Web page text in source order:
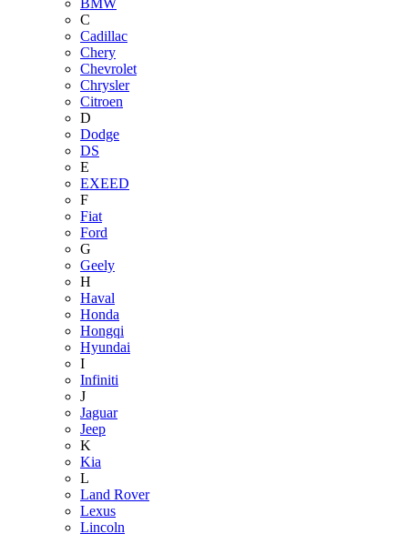
BMW
C
Cadillac
Chery
Chevrolet
Chrysler
Citroen
D
Dodge
DS
E
EXEED
F
Fiat
Ford
G
Geely
H
Haval
Honda
Hongqi
Hyundai
I
Infiniti
J
Jaguar
Jeep
K
Kia
L
Land Rover
Lexus
Lincoln